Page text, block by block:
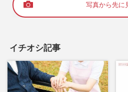
写真から先に
イチオシ記事